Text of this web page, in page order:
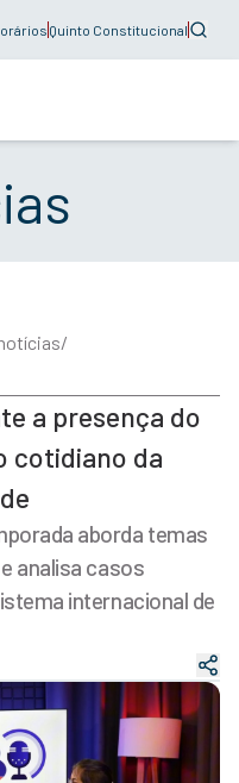
Quinto Constitucional
/
a presença do
cotidiano da
aborda temas
analisa casos
internacional de